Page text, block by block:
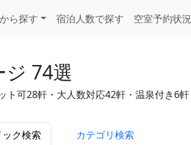
ら探す 宿泊人数で探す 空室予約状況
74選
可28軒・大人数対応42軒・温泉付き6
ック検索 カテゴリ検索